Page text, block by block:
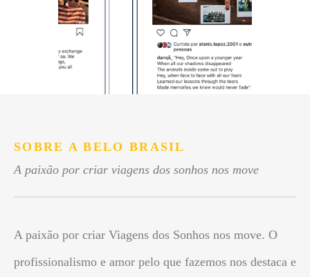
SOBRE A BELO BRASIL
A paixão por criar viagens dos sonhos nos move
A paixão por criar Viagens dos Sonhos nos move. O
profissionalismo e amor pelo que fazemos nos destaca e